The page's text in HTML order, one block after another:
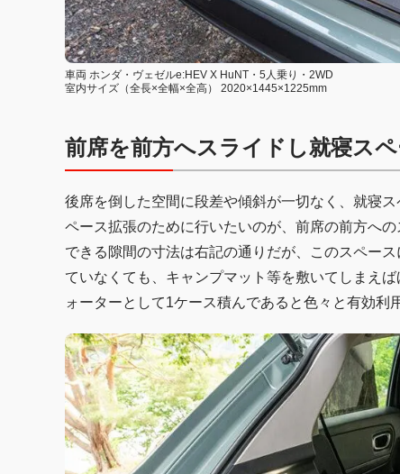
車両 ホンダ・ヴェゼルe:HEV X HuNT・5人乗り・2WD
室内サイズ（全長×全幅×全高） 2020×1445×1225mm
前席を前方へスライドし就寝ス
後席を倒した空間に段差や傾斜が一切なく、就寝
ペース拡張のために行いたいのが、前席の前方へ
できる隙間の寸法は右記の通りだが、このスペー
ていなくても、キャンプマット等を敷いてしまえ
ォーターとして1ケース積んであると色々と有効利